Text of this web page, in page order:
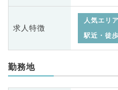
求人特徴
人気エリア
駅近・徒
勤務地